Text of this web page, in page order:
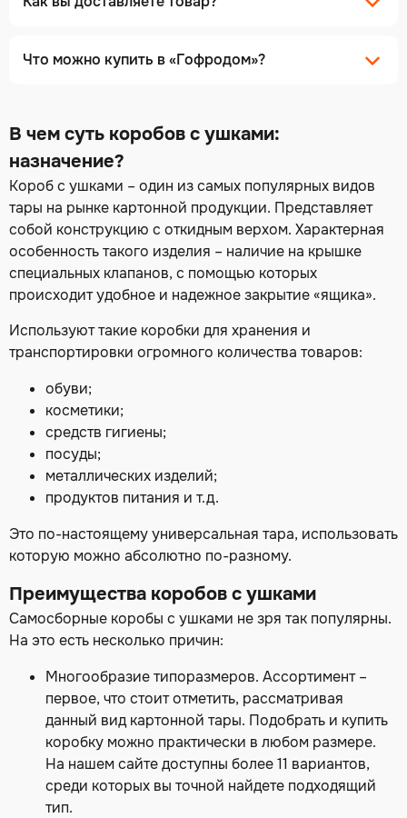
Что можно купить в «Гофродом»?
В чем суть коробов с ушками:
назначение?
Короб с ушками – один из самых популярных видов
тары на рынке картонной продукции. Представляет
собой конструкцию с откидным верхом. Характерная
особенность такого изделия – наличие на крышке
специальных клапанов, с помощью которых
происходит удобное и надежное закрытие «ящика».
Используют такие коробки для хранения и
транспортировки огромного количества товаров:
обуви;
косметики;
средств гигиены;
посуды;
металлических изделий;
продуктов питания и т.д.
Это по-настоящему универсальная тара, использовать
которую можно абсолютно по-разному.
Преимущества коробов с ушками
Самосборные коробы с ушками не зря так популярны.
На это есть несколько причин:
Многообразие типоразмеров. Ассортимент –
первое, что стоит отметить, рассматривая
данный вид картонной тары. Подобрать и купить
коробку можно практически в любом размере.
На нашем сайте доступны более 11 вариантов,
среди которых вы точной найдете подходящий
тип.